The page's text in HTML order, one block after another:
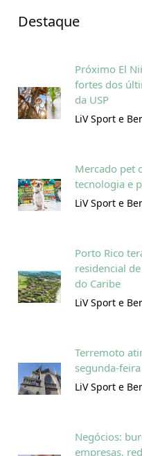
Destaque
Próximo El
fortes dos
da USP
LiV Sport e
Mercado pet
tecnologia e
LiV Sport e
Porto Rico
residencial
do Caribe
LiV Sport e
Terremoto
segunda-
LiV Sport e
Negócios:
empresas,